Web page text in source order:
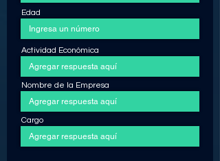
Edad
Actividad Económica
Nombre de la Empresa
Cargo